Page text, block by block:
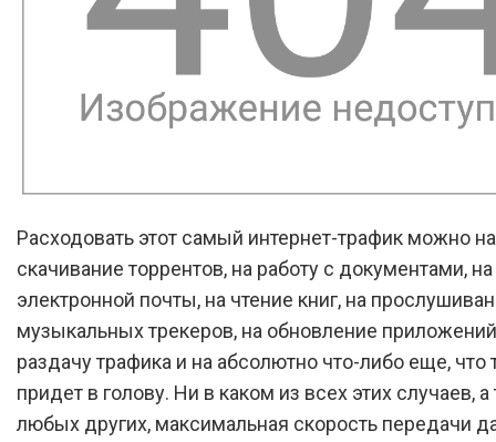
Расходовать этот самый интернет-трафик можно на
скачивание торрентов, на работу с документами,
электронной почты, на чтение книг, на
музыкальных трекеров, на обновление
раздачу трафика и на абсолютно что-либо еще, что
придет в голову. Ни в каком из всех этих случаев,
любых других, максимальная скорость передачи